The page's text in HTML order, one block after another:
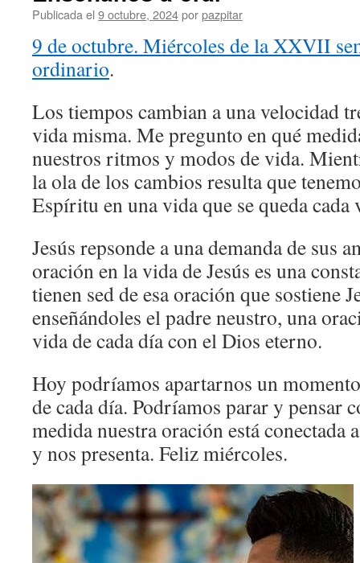
Publicada el 9 octubre, 2024porpazpitar
9 de octubre. Miércoles de la XXVII
ordinario.
Los tiempos cambian a una velocidad
vida misma. Me pregunto en qué
nuestros ritmos y modos de vida.
la ola de los cambios resulta que
Espíritu en una vida que se queda cada
Jesús repsonde a una demanda de sus
oración en la vida de Jesús es una
tienen sed de esa oración que sostiene
enseñándoles el padre neustro, una
vida de cada día con el Dios eterno.
Hoy podríamos apartarnos un
de cada día. Podríamos parar y pensar
medida nuestra oración está conectada
y nos presenta. Feliz miércoles.